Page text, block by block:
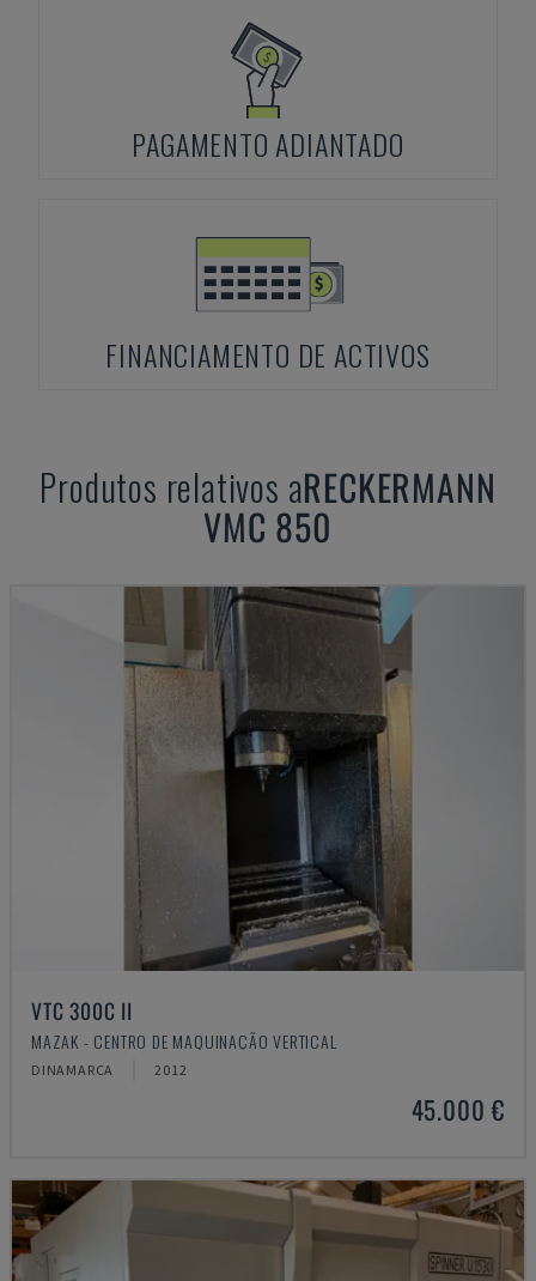
PAGAMENTO ADIANTADO
FINANCIAMENTO DE ACTIVOS
Produtos relativos aRECKERMANN
VMC 850
VTC 300C II
MAZAK - CENTRO DE MAQUINAÇÃO VERTICAL
DINAMARCA 2012
45.000 €